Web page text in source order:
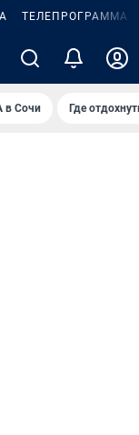
ТЕЛЕПРОГРАММА
в Сочи Где